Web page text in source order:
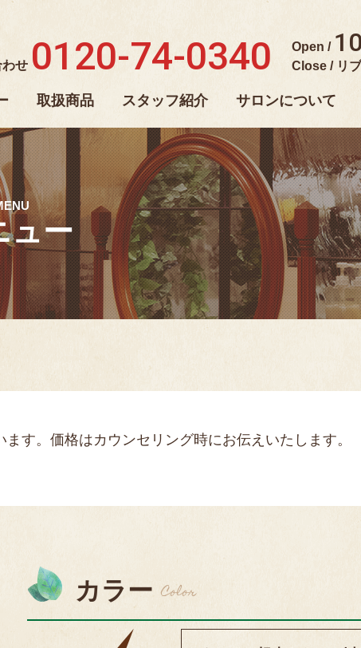
わせ 0120-74-0340 Open /
Close / リ
取扱商品 スタッフ紹介 サロンについて
ュー
す。価格はカウンセリング時にお伝えいたします。
カラー Color